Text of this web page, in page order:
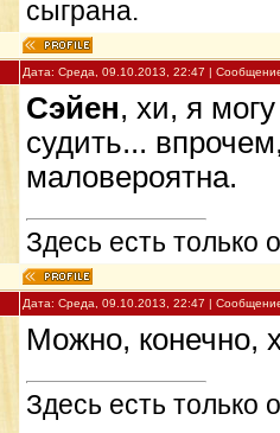
сыграна.
Дата: Среда, 09.10.2013, 22:47 |
Сэйен, хи, я
судить...
маловероятна.
Здесь есть только
Дата: Среда, 09.10.2013, 22:47 |
Можно, конечно,
Здесь есть только